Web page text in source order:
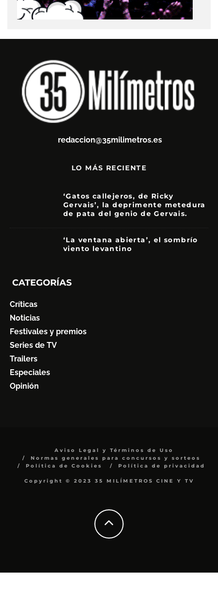
redaccion@35milimetros.es
LO MÁS RECIENTE
‘Gatos callejeros, de Ricky
Gervais’, la deprimente metedura
de pata del genio de Gervais.
‘La ventana abierta’, el sombrío
viento levantino
CATEGORÍAS
Críticas
Noticias
Festivales y premios
Series de TV
Trailers
Especiales
Opinión
Aviso Legal y Términos de Uso
Normas generales para concursos y sorteos
Política de Cookies
Política de privacidad
Copyright © 2023 35 MILÍMETROS CINE Y TV